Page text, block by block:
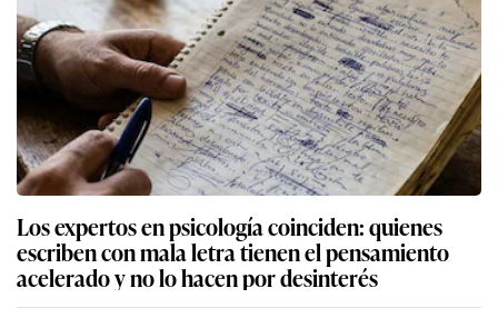
Los expertos en psicología coinciden: quienes
escriben con mala letra tienen el pensamiento
acelerado y no lo hacen por desinterés